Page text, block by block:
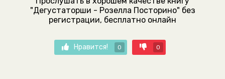
"Дегустаторши - Розелла Посторино" без
регистрации, бесплатно онлайн
Нравится! 0 0